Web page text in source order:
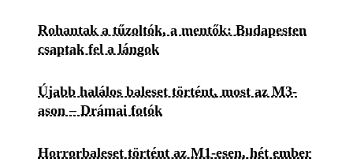
Rohantak a tűzoltók, a mentők: Budapesten
csaptak fel a lángok
Újabb halálos baleset történt, most az M3-
ason – Drámai fotók
Horrorbaleset történt az M1-esen, hét ember